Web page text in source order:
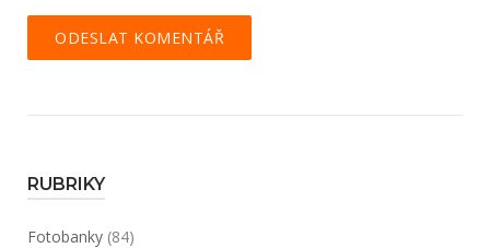
RUBRIKY
Fotobanky (84)